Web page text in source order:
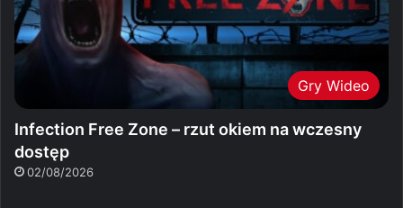
Gry Wideo
Infection Free Zone – rzut okiem na wczesny
dostęp
02/08/2026